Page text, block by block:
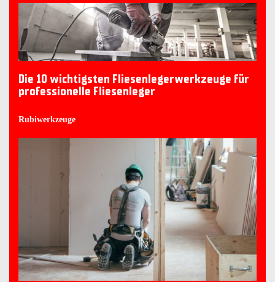
Die 10 wichtigsten Fliesenlegerwerkzeuge für
professionelle Fliesenleger
Rubiwerkzeuge